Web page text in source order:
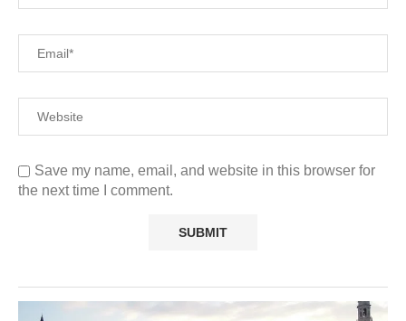
Save my name, email, and website in this browser for
the next time I comment.